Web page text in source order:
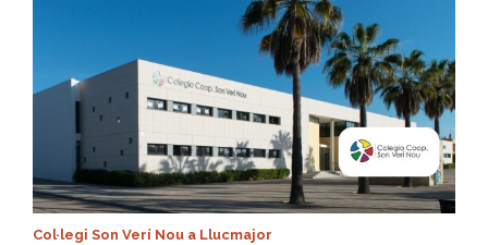
Col·legi Son Verí Nou a Llucmajor